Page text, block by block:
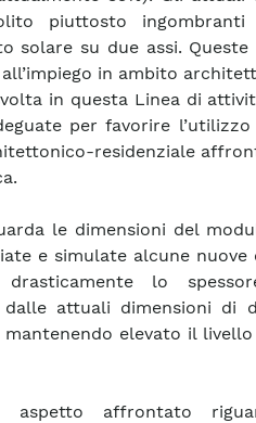
piuttosto
solare su due assi.
in ambito
in questa Linea di
per favorire
residenziale
le dimensioni del
e simulate alcune
lo
dalle attuali dimensioni di
elevato il
aspetto affrontato